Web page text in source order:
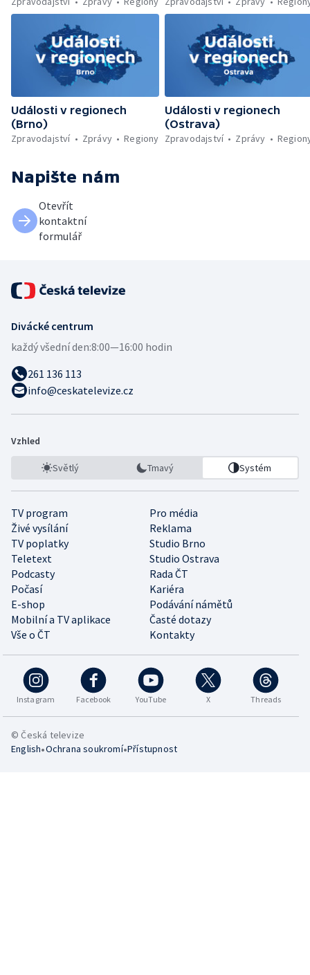
Události v regionech
(Brno)
Zpravodajství
Zprávy Regiony
Události v regionech
(Ostrava)
Zpravodajství
Zprávy
Napište nám
Otevřít
kontaktní
formulář
Divácké centrum
každý všední den:8:00—16:00 hodin
261 136 113
info@ceskatelevize.cz
Vzhled
Světlý Tmavý Systém
TV program
Pro média
Živé vysílání
Reklama
TV poplatky
Studio Brno
Teletext
Studio Ostrava
Podcasty
Rada ČT
Počasí
Kariéra
E-shop
Podávání námětů
Mobilní a TV aplikace
Časté dotazy
Vše o ČT
Kontakty
Instagram Facebook YouTube X Threads
© Česká televize
English•Ochrana soukromí•Přístupnost